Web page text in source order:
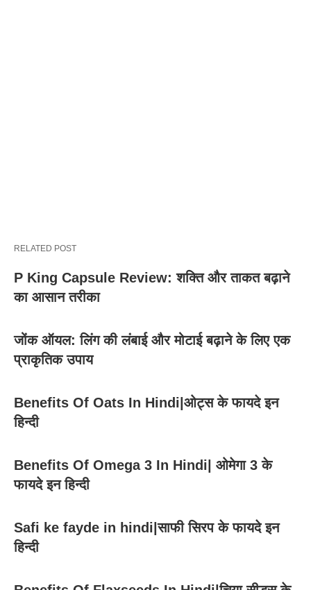
RELATED POST
P King Capsule Review: शक्ति और ताकत बढ़ाने
का आसान तरीका
जोंक ऑयल: लिंग की लंबाई और मोटाई बढ़ाने के लिए एक
प्राकृतिक उपाय
Benefits Of Oats In Hindi|ओट्स के फायदे इन
हिन्दी
Benefits Of Omega 3 In Hindi| ओमेगा 3 के
फायदे इन हिन्दी
Safi ke fayde in hindi|साफी सिरप के फायदे इन
हिन्दी